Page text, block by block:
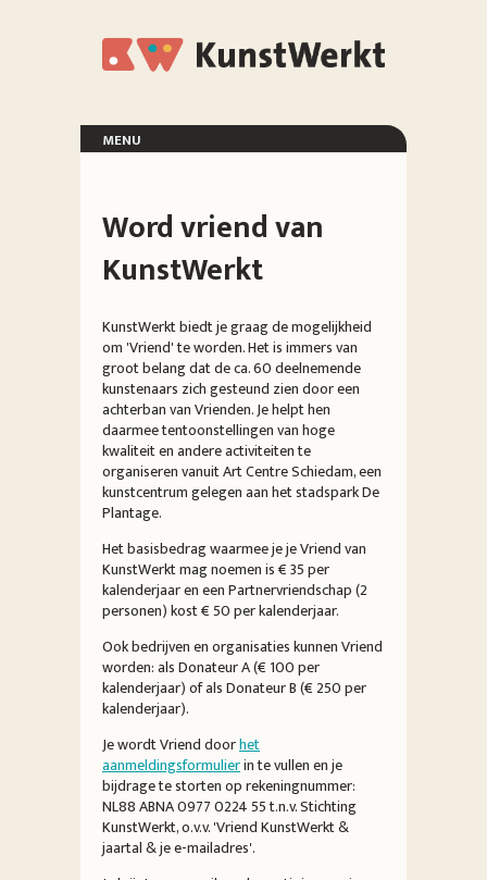
KunstWerkt
menu
organisatie
deelnemers
vrienden
Word vriend van
KunstWerkt
KunstWerkt biedt je graag de mogelijkheid
om 'Vriend' te worden. Het is immers van
groot belang dat de ca. 60 deelnemende
kunstenaars zich gesteund zien door een
achterban van Vrienden. Je helpt hen
daarmee tentoonstellingen van hoge
kwaliteit en andere activiteiten te
organiseren vanuit Art Centre Schiedam, een
kunstcentrum gelegen aan het stadspark De
Plantage.
Het basisbedrag waarmee je je Vriend van
KunstWerkt mag noemen is € 35 per
kalenderjaar en een Partnervriendschap (2
personen) kost € 50 per kalenderjaar.
Ook bedrijven en organisaties kunnen Vriend
worden: als Donateur A (€ 100 per
kalenderjaar) of als Donateur B (€ 250 per
kalenderjaar).
Je wordt Vriend doorhet
aanmeldingsformulierin te vullen en je
bijdrage te storten op rekeningnummer:
NL88 ABNA 0977 0224 55 t.n.v. Stichting
KunstWerkt, o.v.v. 'Vriend KunstWerkt &
jaartal & je e-mailadres'.